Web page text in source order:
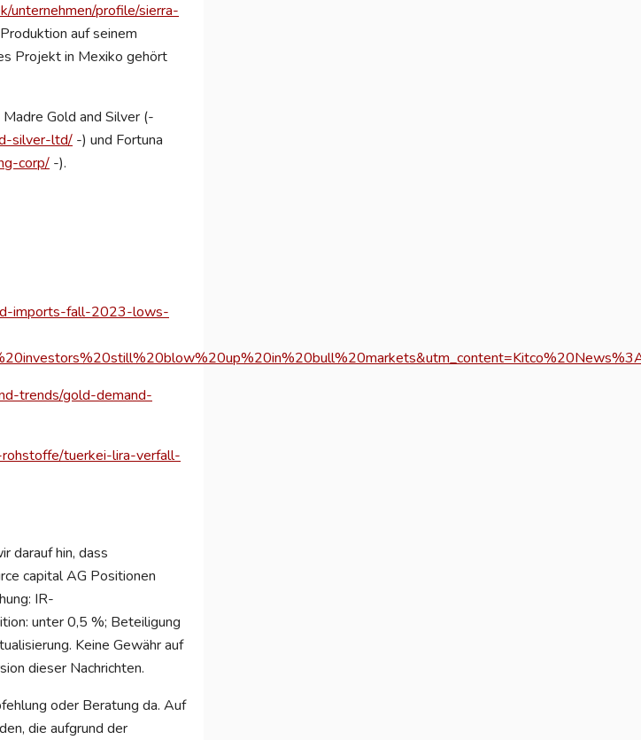
unternehmen/profile/sierra-
auf seinem
Projekt in Mexiko gehört
Gold and Silver (-
silver-ltd/ -) und Fortuna
corp/ -).
imports-fall-2023-lows-
trends/gold-demand-
tuerkei-lira-verfall-
darauf hin, dass
capital AG Positionen
IR-
unter 0,5 %; Beteiligung
Keine Gewähr auf
dieser Nachrichten.
oder Beratung da. Auf
die aufgrund der